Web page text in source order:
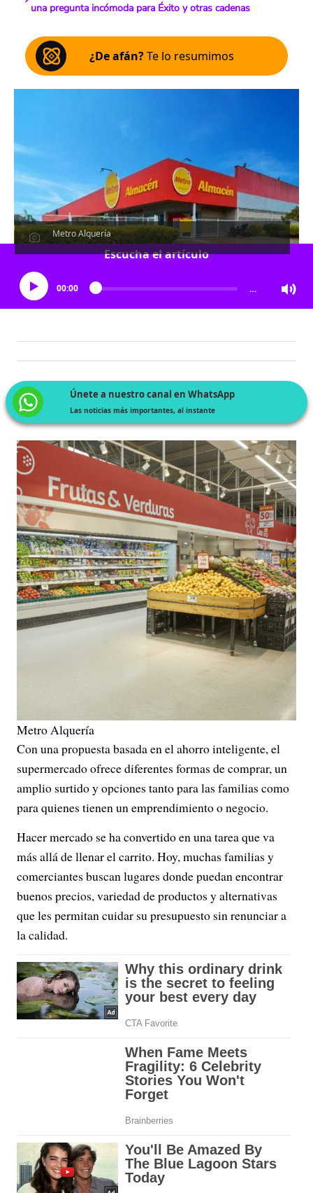
una pregunta incómoda para Éxito y otras cadenas
¿De afán?Te lo resumimos
Metro Alquería
Escucha el artículo
00:00 …
Únete a nuestro canal en WhatsApp
Las noticias más importantes, al instante
Metro Alquería
Con una propuesta basada en el ahorro inteligente, el
supermercado ofrece diferentes formas de comprar, un
amplio surtido y opciones tanto para las familias como
para quienes tienen un emprendimiento o negocio.
Hacer mercado se ha convertido en una tarea que va
más allá de llenar el carrito. Hoy, muchas familias y
comerciantes buscan lugares donde puedan encontrar
buenos precios, variedad de productos y alternativas
que les permitan cuidar su presupuesto sin renunciar a
la calidad.